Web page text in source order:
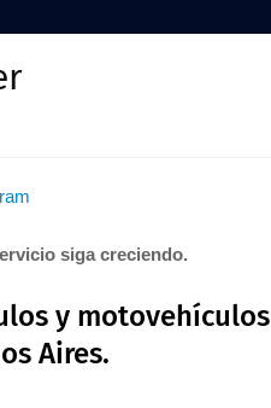
siga creciendo.
y motovehículos
Aires.